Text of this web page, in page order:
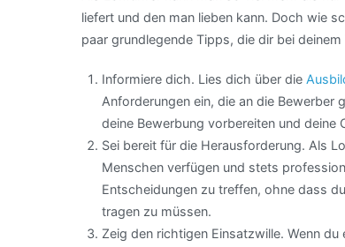
liefert und den man lieben kann. Doch wie
paar grundlegende Tipps, die dir bei
Informiere dich. Lies dich über die
Anforderungen ein, die an die
deine Bewerbung vorbereiten und deine
Sei bereit für die Herausforderung. Als
Menschen verfügen und stets
Entscheidungen zu treffen, ohne dass
tragen zu müssen.
Zeig den richtigen Einsatzwille. Wenn